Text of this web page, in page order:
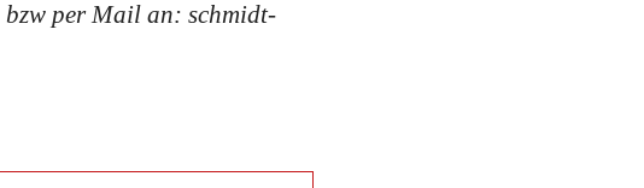
bzw per Mail an: schmidt-